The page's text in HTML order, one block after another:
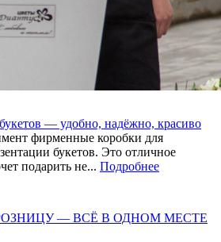
— удобно, надёжно, красиво
фирменные коробки для
букетов. Это отличное
подарить не... Подробнее
— ВСЁ В ОДНОМ МЕСТЕ